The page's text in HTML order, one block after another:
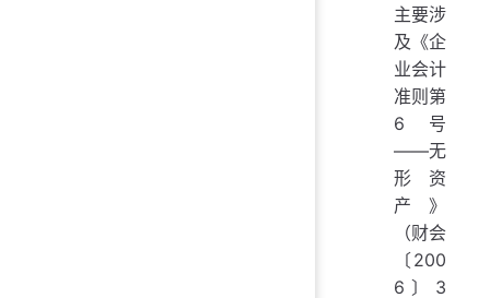
主要涉
及《企
业会计
准则第
6号
——无
形资
产》
（财会
〔200
6〕3